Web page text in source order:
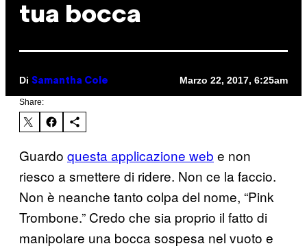
tua bocca
Di Samantha Cole Marzo 22, 2017, 6:25am
Share:
Guardo questa applicazione web e non
riesco a smettere di ridere. Non ce la faccio.
Non è neanche tanto colpa del nome, “Pink
Trombone.” Credo che sia proprio il fatto di
manipolare una bocca sospesa nel vuoto e